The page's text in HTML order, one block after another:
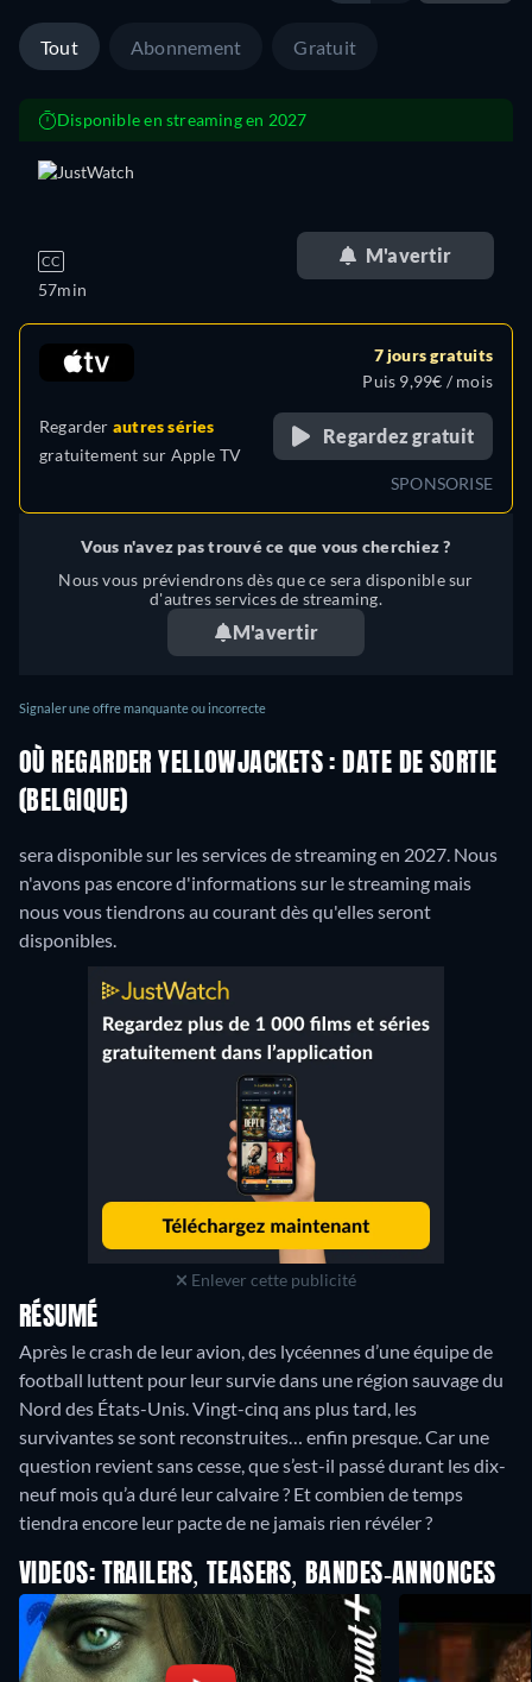
Tout Abonnement Gratuit
Disponible en streaming en 2027
CC
57min
M'avertir
Regarder autres séries
gratuitement sur Apple TV
7 jours gratuits
Puis 9,99€ / mois
Regardez gratuit
SPONSORISE
Vous n'avez pas trouvé ce que vous cherchiez ?
Nous vous préviendrons dès que ce sera disponible sur
d'autres services de streaming.
M'avertir
Signaler une offre manquante ou incorrecte
OÙ REGARDER YELLOWJACKETS : DATE DE SORTIE
(BELGIQUE)
sera disponible sur les services de streaming en 2027. Nous
n'avons pas encore d'informations sur le streaming mais
nous vous tiendrons au courant dès qu'elles seront
disponibles.
Enlever cette publicité
RÉSUMÉ
Après le crash de leur avion, des lycéennes d’une équipe de
football luttent pour leur survie dans une région sauvage du
Nord des États-Unis. Vingt-cinq ans plus tard, les
survivantes se sont reconstruites… enfin presque. Car une
question revient sans cesse, que s’est-il passé durant les dix-
neuf mois qu’a duré leur calvaire ? Et combien de temps
tiendra encore leur pacte de ne jamais rien révéler ?
VIDEOS: TRAILERS, TEASERS, BANDES-ANNONCES